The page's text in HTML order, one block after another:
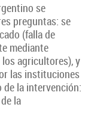
se
preguntas: se
(falla de
mediante
agricultores), y
las instituciones
de la intervención:
la